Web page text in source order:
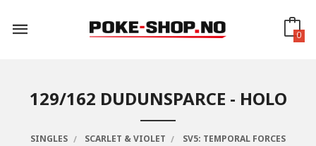
innholdet
0
129/162 DUDUNSPARCE - HOLO
SINGLES SCARLET & VIOLET SV5: TEMPORAL FORCES